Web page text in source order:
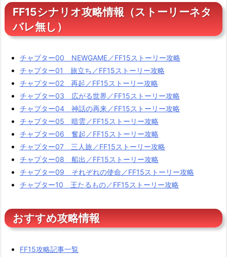
FF15シナリオ攻略情報（ストーリーネタ
バレ無し）
チャプター00 NEWGAME／FF15ストーリー攻略
チャプター01 旅立ち／FF15ストーリー攻略
チャプター02 再起／FF15ストーリー攻略
チャプター03 広がる世界／FF15ストーリー攻略
チャプター04 神話の再来／FF15ストーリー攻略
チャプター05 暗雲／FF15ストーリー攻略
チャプター06 奮起／FF15ストーリー攻略
チャプター07 三人旅／FF15ストーリー攻略
チャプター08 船出／FF15ストーリー攻略
チャプター09 それぞれの使命／FF15ストーリー攻略
チャプター10 王たるもの／FF15ストーリー攻略
おすすめ攻略情報
FF15攻略記事一覧